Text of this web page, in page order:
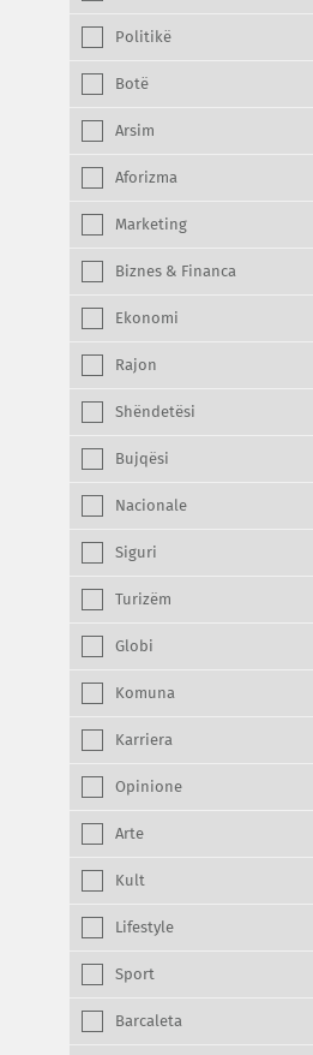
Politikë
Botë
Arsim
Aforizma
Marketing
Biznes & Financa
Ekonomi
Rajon
Shëndetësi
Bujqësi
Nacionale
Siguri
Turizëm
Globi
Komuna
Karriera
Opinione
Arte
Kult
Lifestyle
Sport
Barcaleta